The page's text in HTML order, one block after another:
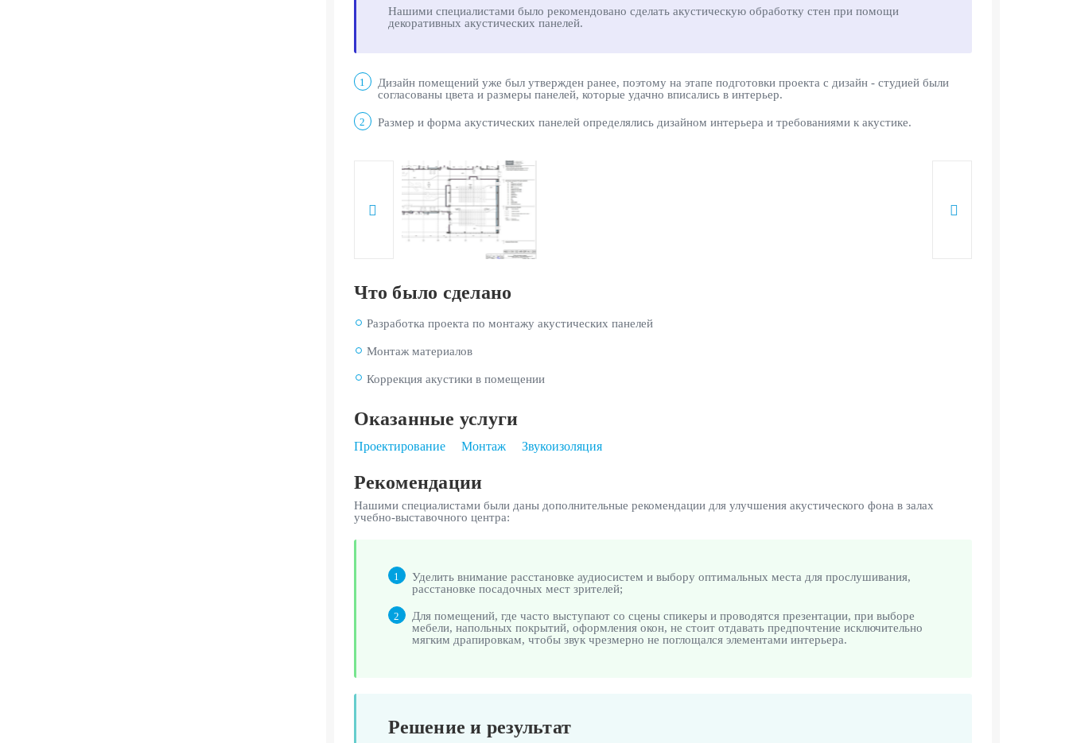
Нашими специалистами было рекомендовано сделать акустическую обработку стен при помощи
декоративных акустических панелей.
1
Дизайн помещений уже был утвержден ранее, поэтому на этапе подготовки проекта с дизайн - студией были
согласованы цвета и размеры панелей, которые удачно вписались в интерьер.
2 Размер и форма акустических панелей определялись дизайном интерьера и требованиями к акустике.
Что было сделано
Разработка проекта по монтажу акустических панелей
Монтаж материалов
Коррекция акустики в помещении
Оказанные услуги
Проектирование Монтаж Звукоизоляция
Рекомендации
Нашими специалистами были даны дополнительные рекомендации для улучшения акустического фона в залах
учебно-выставочного центра:
1
Уделить внимание расстановке аудиосистем и выбору оптимальных места для прослушивания,
расстановке посадочных мест зрителей;
2
Для помещений, где часто выступают со сцены спикеры и проводятся презентации, при выборе
мебели, напольных покрытий, оформления окон, не стоит отдавать предпочтение исключительно
мягким драпировкам, чтобы звук чрезмерно не поглощался элементами интерьера.
Решение и результат